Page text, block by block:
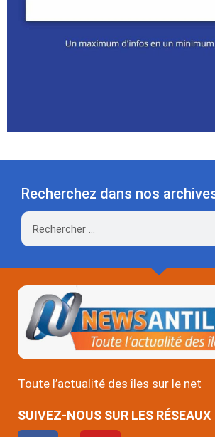
Recherchez dans nos
Rechercher
Toute l’actualité des îles sur le net
SUIVEZ-NOUS SUR LES RÉSEAUX